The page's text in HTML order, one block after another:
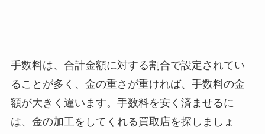
手数料は、合計金額に対する割合で設定されてい
ることが多く、金の重さが重ければ、手数料の金
額が大きく違います。手数料を安く済ませるに
は、金の加工をしてくれる買取店を探しましょ